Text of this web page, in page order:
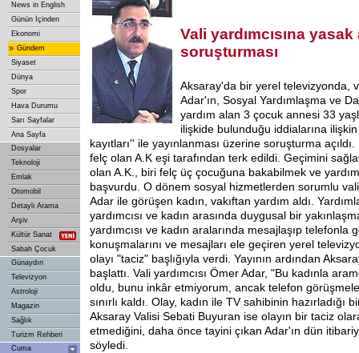
News in English
Günün İçinden
Ekonomi
» Gündem
Siyaset
Dünya
Spor
Hava Durumu
Sarı Sayfalar
Ana Sayfa
Dosyalar
Teknoloji
Emlak
Otomobil
Detaylı Arama
Arşiv
Kültür Sanat
Sabah Çocuk
Günaydın
Televizyon
Astroloji
Magazin
Sağlık
Turizm Rehberi
Cuma
Vali yardımcısına yasak
soruşturması
Aksaray'da bir yerel televizyonda,
Adar'ın, Sosyal Yardımlaşma ve
yardım alan 3 çocuk annesi 33
ilişkide bulunduğu iddialarına
kayıtları'' ile yayınlanması üzerine soruşturma
felç olan A.K eşi tarafından terk edildi. Geçimini
olan A.K., biri felç üç çocuğuna bakabilmek ve
başvurdu. O dönem sosyal hizmetlerden sorumlu vali
Adar ile görüşen kadın, vakıftan yardım aldı.
yardımcısı ve kadın arasında duygusal bir
yardımcısı ve kadın aralarında mesajlaşıp telefonla
konuşmalarını ve mesajları ele geçiren yerel
olayı "taciz" başlığıyla verdi. Yayının ardından
başlattı. Vali yardımcısı Ömer Adar, "Bu kadınla
oldu, bunu inkâr etmiyorum, ancak telefon
sınırlı kaldı. Olay, kadın ile TV sahibinin hazırladığı
Aksaray Valisi Sebati Buyuran ise olayın bir taciz
etmediğini, daha önce tayini çıkan Adar'ın dün
söyledi.